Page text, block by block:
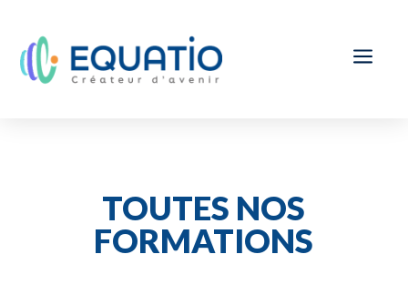
a
TOUTES NOS
FORMATIONS